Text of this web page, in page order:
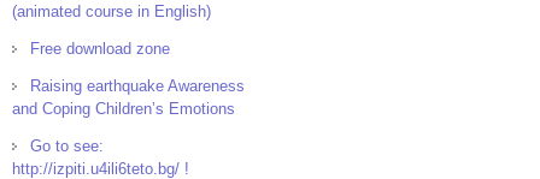
(animated course in English)
Free download zone
Raising earthquake Awareness
and Coping Children’s Emotions
Go to see:
http://izpiti.u4ili6teto.bg/ !